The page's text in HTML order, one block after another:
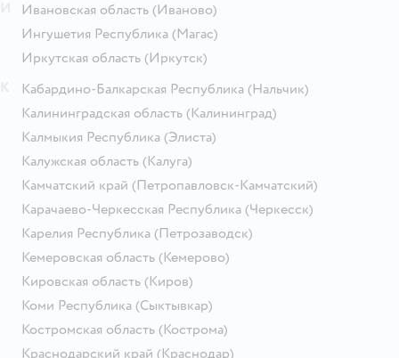
Ивановская область (Иваново)
Ингушетия Республика (Магас)
Иркутская область (Иркутск)
Кабардино-Балкарская Республика (Нальчик)
Калининградская область (Калининград)
Калмыкия Республика (Элиста)
Калужская область (Калуга)
Камчатский край (Петропавловск-Камчатский)
Карачаево-Черкесская Республика (Черкесск)
Карелия Республика (Петрозаводск)
Кемеровская область (Кемерово)
Кировская область (Киров)
Коми Республика (Сыктывкар)
Костромская область (Кострома)
Краснодарский край (Краснодар)